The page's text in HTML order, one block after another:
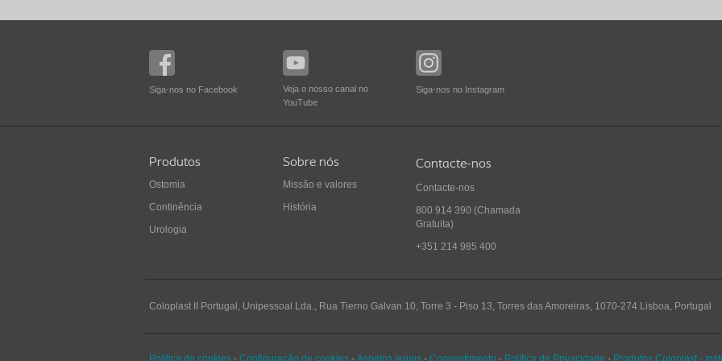
Siga-nos no Facebook
Veja o nosso canal no
YouTube
Siga-nos no Instagram
Produtos
Ostomia
Continência
Urologia
Sobre nós
Missão e valores
História
Contacte-nos
Contacte-nos
800 914 390 (Chamada
Gratuita)
+351 214 985 400
Coloplast II Portugal, Unipessoal Lda., Rua Tierno Galvan 10, Torre 3 - Piso 13, Torres das Amoreiras, 1070-274 Lisboa, Portugal